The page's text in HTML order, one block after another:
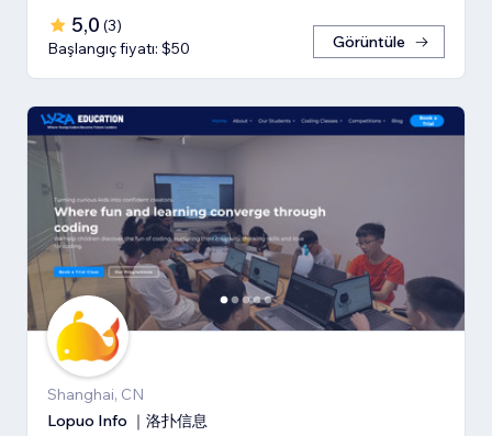
5,0 (3)
Başlangıç fiyatı: $50
Görüntüle
Shanghai, CN
Lopuo Info ｜洛扑信息